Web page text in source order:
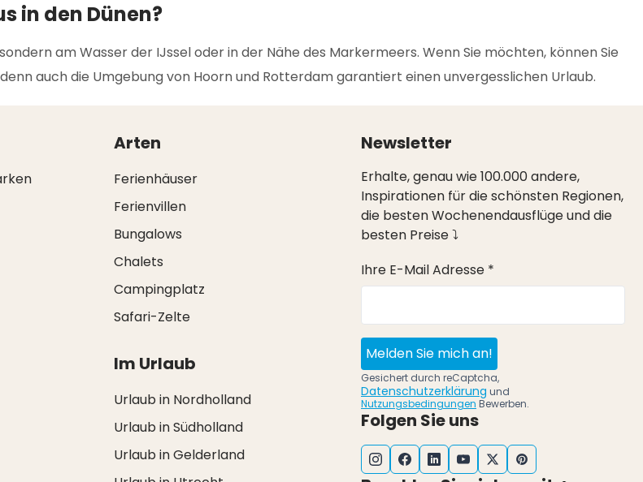
in den Dünen?
am Wasser der IJssel oder in der Nähe des Markermeers. Wenn Sie möchten, können Sie
auch die Umgebung von Hoorn und Rotterdam garantiert einen unvergesslichen Urlaub.
Arten
Ferienhäuser
Ferienvillen
Bungalows
Chalets
Campingplatz
Safari-Zelte
Im Urlaub
Urlaub in Nordholland
Urlaub in Südholland
Urlaub in Gelderland
Newsletter
Erhalte, genau wie 100.000 andere,
Inspirationen für die schönsten Regionen,
die besten Wochenendausflüge und die
besten Preise ⤵
Ihre E-Mail Adresse *
Melden Sie mich an!
Gesichert durch reCaptcha,
Datenschutzerklärung und
Nutzungsbedingungen Bewerben.
Folgen Sie uns